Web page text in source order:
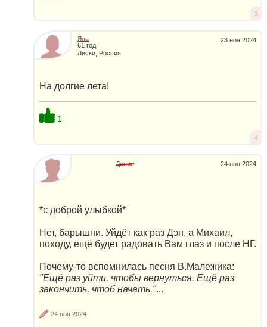
3
23 ноя 2024
Яна
61 год
Лиски, Россия
На долгие лета!
1
4
24 ноя 2024
Денис
*с доброй улыбкой*
Нет, барышни. Уйдёт как раз Дэн, а Михаил,
походу, ещё будет радовать Вам глаз и после НГ.
Почему-то вспомнилась песня В.Малежика:
"Ещё раз уйти, чтобы вернуться. Ещё раз
закончить, чтоб начать."...
24 ноя 2024